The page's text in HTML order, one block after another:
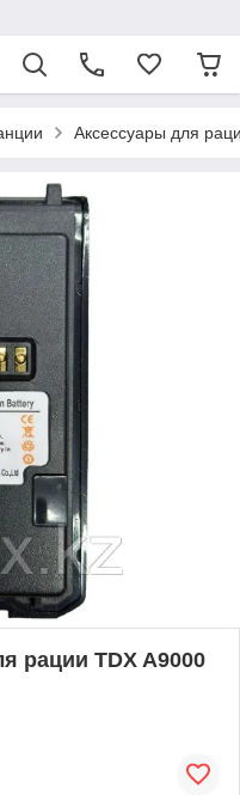
Аксессуары для
рации TDX A9000